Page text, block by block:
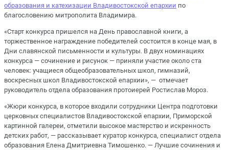
образования и катехизации Владивостокской епархии по
благословению митрополита Владимира.
«Старт конкурса пришелся на День православной книги, а
торжественное награждение победителей состоится в конце мая, в
Дни славянской письменности и культуры. В двух номинациях
конкурса ― сочинение и рисунок ― приняли участие около ста
человек: учащиеся общеобразовательных школ, гимназий,
воскресных школ Владивостокской епархии», ― отмечает
руководитель отдела образования протоиерей Ростислав Мороз.
«Жюри конкурса, в которое входили сотрудники Центра подготовки
церковных специалистов Владивостокской епархии, Приморской
картинной галереи, отметили высокое мастерство и искренность
детских работ, ― рассказывает куратор конкурса, специалист отдела
образования Елена Дмитриевна Тимошенко. ― Лучшие сочинения и